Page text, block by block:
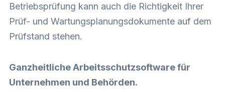
Betriebsprüfung kann auch die Richtigkeit Ihrer
Prüf- und Wartungsplanungsdokumente auf dem
Prüfstand stehen.
GanzheitlicheArbeitsschutzsoftwarefür
Unternehmen und Behörden.